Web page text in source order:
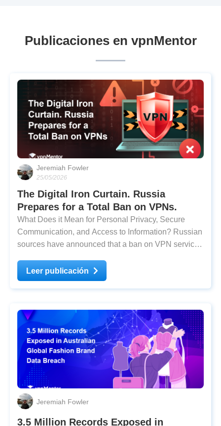
Publicaciones en vpnMentor
Jeremiah Fowler
25/05/2026
The Digital Iron Curtain. Russia
Prepares for a Total Ban on VPNs.
What Does it Mean for Personal Privacy, Secure
Communication, and Access to Information? Russian
sources have announced that a ban on VPN services
encompasses advertisements and websites that
provide information about how to bypass blocked
Leer publicación
Jeremiah Fowler
3.5 Million Records Exposed in